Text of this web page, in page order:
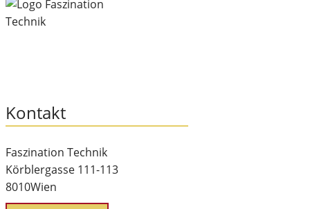
Kontakt
Faszination Technik
Körblergasse 111-113
8010Wien